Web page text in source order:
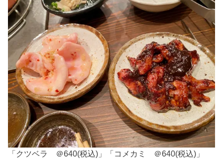
「クツベラ ＠640(税込)」「コメカミ ＠640(税込)」